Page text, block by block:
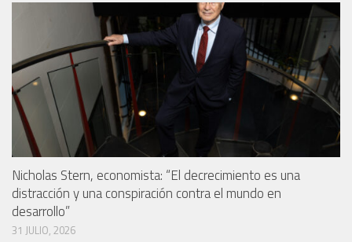
Nicholas Stern, economista: “El decrecimiento es una
distracción y una conspiración contra el mundo en
desarrollo”
31 JULIO, 2026